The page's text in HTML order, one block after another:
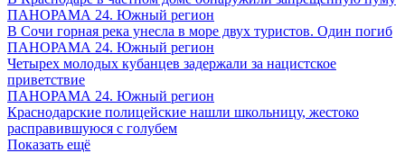
ПАНОРАМА 24. Южный регион
В Сочи горная река унесла в море двух туристов. Один погиб
ПАНОРАМА 24. Южный регион
Четырех молодых кубанцев задержали за нацистское
приветствие
ПАНОРАМА 24. Южный регион
Краснодарские полицейские нашли школьницу, жестоко
расправившуюся с голубем
Показать ещё